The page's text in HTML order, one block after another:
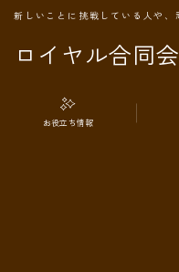
ロイヤル合同
新しいことに挑戦している人や
MENU
TOPページ
お役立ち情報